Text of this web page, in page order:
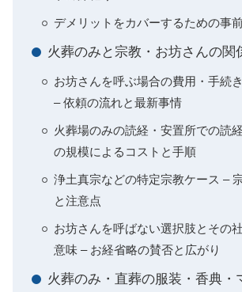
デメリットをカバーするための事
火葬のみと宗教・お坊さんの関
お坊さんを呼ぶ場合の費用・手続
– 依頼の流れと最新事情
火葬場のみの読経・安置所での読
の規模によるコストと手順
浄土真宗などの特定宗教ケース –
と注意点
お坊さんを呼ばない選択肢とその
意味 – お経省略の賛否と広がり
火葬のみ・直葬の服装・香典・